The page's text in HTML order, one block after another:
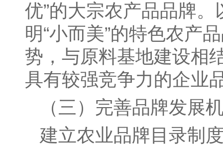
优”的大宗农产品品牌
明“小而美”的特色农产
势，与原料基地建设相
具有较强竞争力的企业
（三）完善品牌发展
建立农业品牌目录制